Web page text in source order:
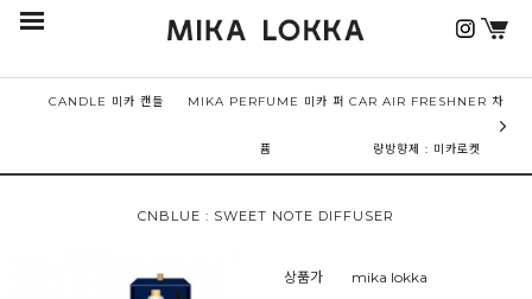
CANDLE 미카 캔들 MIKA PERFUME 미카 퍼
퓸
CAR AIR FRESHNER 차
량방향제 : 미카로켓
CNBLUE : SWEET NOTE DIFFUSER
상품가 mika lokka